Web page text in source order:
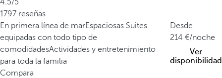
4.5/5
1797 reseñas
En primera línea de marEspaciosas Suites
equipadas con todo tipo de
comodidadesActividades y entretenimiento
para toda la familia
Desde
214
/noche
Ver
disponibilidad
Compara